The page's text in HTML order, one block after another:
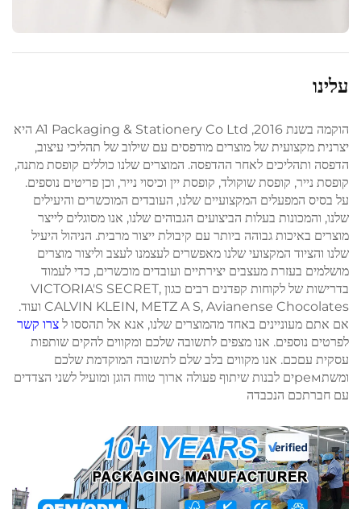
עלינו
הוקמה בשנת 2016, A1 Packaging & Stationery Co Ltd היא
יצרנית מקצועית של מוצרים מודפסים עם שילוב של תהליכי עיצוב,
הדפסה ותהליכים לאחר ההדפסה. המוצרים שלנו כוללים קופסת מתנה,
קופסת נייר, קופסת שוקולד, קופסת יין וכיסוי נייר, וכן פריטים נוספים.
על בסיס המפעלים המקצועיים שלנו, העובדים המוכשרים והיעילים
שלנו, והמכונות בעלות הביצועים הגבוהים שלנו, אנו מסוגלים לייצר
מוצרים באיכות גבוהה ביותר עם קיבולת ייצור מרבית. הניהול היעיל
שלנו והציוד המקצועי שלנו מאפשרים לעצמנו לעצב וליצור מוצרים
מושלמים בעזרת מעצבים יצירתיים ועובדים מוכשרים, כדי לעמוד
בדרישות של לקוחות קפדנים רבים כגון VICTORIA'S SECRET,
CALVIN KLEIN, METZ A S, Avianense Chocolates ועוד.
אם אתם מעוניינים באחד מהמוצרים שלנו, אנא אל תהססו ל צרו קשר
לפרטים נוספים. אנו מצפים לתשובה שלכם ומקווים להקים שותפות
עסקית עםכם. אנו מקווים בלב שלם לתשובה המוקדמת שלכם
ומשתремים לבנות שיתוף פעולה ארוך טווח הוגן ומועיל לשני הצדדים
עם חברתכם הנכבדה